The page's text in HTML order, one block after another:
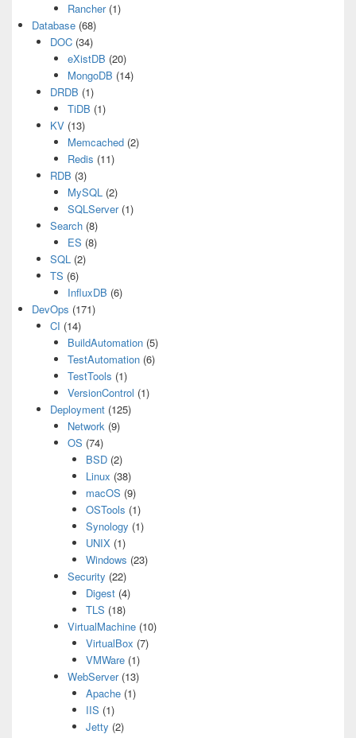
Rancher(1)
Database (68)
DOC(34)
eXistDB (20)
MongoDB (14)
DRDB (1)
TiDB (1)
KV(13)
Memcached (2)
Redis (11)
RDB (3)
MySQL (2)
SQLServer(1)
Search(8)
ES (8)
SQL(2)
TS (6)
InfluxDB (6)
DevOps (171)
CI (14)
BuildAutomation (5)
TestAutomation (6)
TestTools (1)
VersionControl (1)
Deployment(125)
Network (9)
OS (74)
BSD(2)
Linux (38)
macOS (9)
OSTools (1)
Synology (1)
UNIX(1)
Windows (23)
Security (22)
Digest(4)
TLS (18)
VirtualMachine (10)
VirtualBox (7)
VMWare(1)
WebServer(13)
Apache(1)
IIS (1)
Jetty (2)